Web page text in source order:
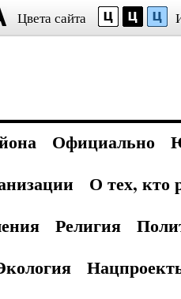
Цвета сайта
Официально
О тех, кто
Религия